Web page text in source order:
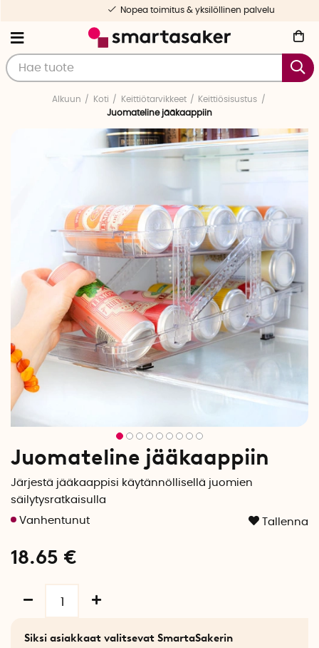
Nopea toimitus & yksilöllinen palvelu
Alkuun Koti Keittiötarvikkeet
Keittiösisustus
Juomateline jääkaappiin
Juomateline jääkaappiin
Järjestä jääkaappisi käytännöllisellä juomien
säilytysratkaisulla
Tallenna
18.65 €
Siksi asiakkaat valitsevat SmartaSakerin